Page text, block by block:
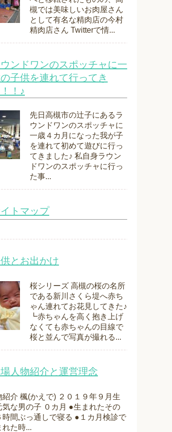
槻では美味しいお肉屋さん
として有名な精肉店の今村
精肉店さん Twitterで情...
ンドワンのスポッチャに一
子供を連れて行ってき
！♪
先日高槻市の辻子にあるラ
ウンドワンのスポッチャに
一歳４カ月になった我が子
を連れて初めて遊びに行っ
てきました♪ 私自身ラウン
ドワンのスポッチャに行っ
た事...
トマップ
とお出かけ
桜シリーズ 高槻の桜の名所
である新川さくら堤へ赤ち
ゃん連れてお花見してきた♪
┗赤ちゃんを高く抱き上げ
なくても赤ちゃんの目線で
桜と並んで写真が撮れる...
人物紹介と運営理念
紹介 楓(かえで) ２０１９年９月生
気な男の子 ０カ月 ●生まれたその
時間ぶっ通しで寝る ●１カ月検診で
れた時...